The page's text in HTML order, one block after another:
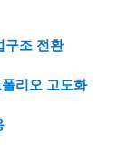
구조 전환
리오 고도화